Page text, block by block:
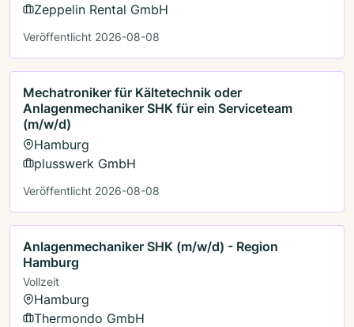
Zeppelin Rental GmbH
Veröffentlicht 2026-08-08
Mechatroniker für Kältetechnik oder
Anlagenmechaniker SHK für ein Serviceteam
(m/w/d)
Hamburg
plusswerk GmbH
Veröffentlicht 2026-08-08
Anlagenmechaniker SHK (m/w/d) - Region
Hamburg
Vollzeit
Hamburg
Thermondo GmbH